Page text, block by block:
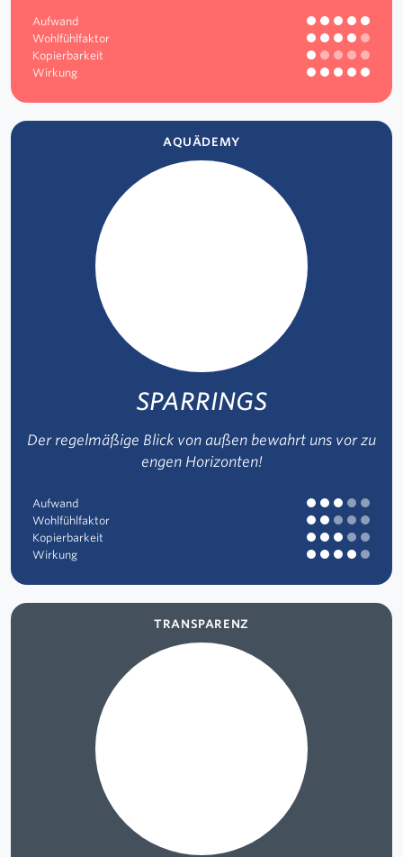
Aufwand
Wohlfühlfaktor
Kopierbarkeit
Wirkung
AQUÄDEMY
SPARRINGS
Der regelmäßige Blick von außen bewahrt uns vor zu
engen Horizonten!
Aufwand
Wohlfühlfaktor
Kopierbarkeit
Wirkung
TRANSPARENZ